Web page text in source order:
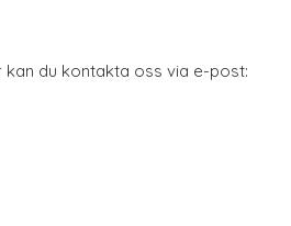
du kontakta oss via e-post: